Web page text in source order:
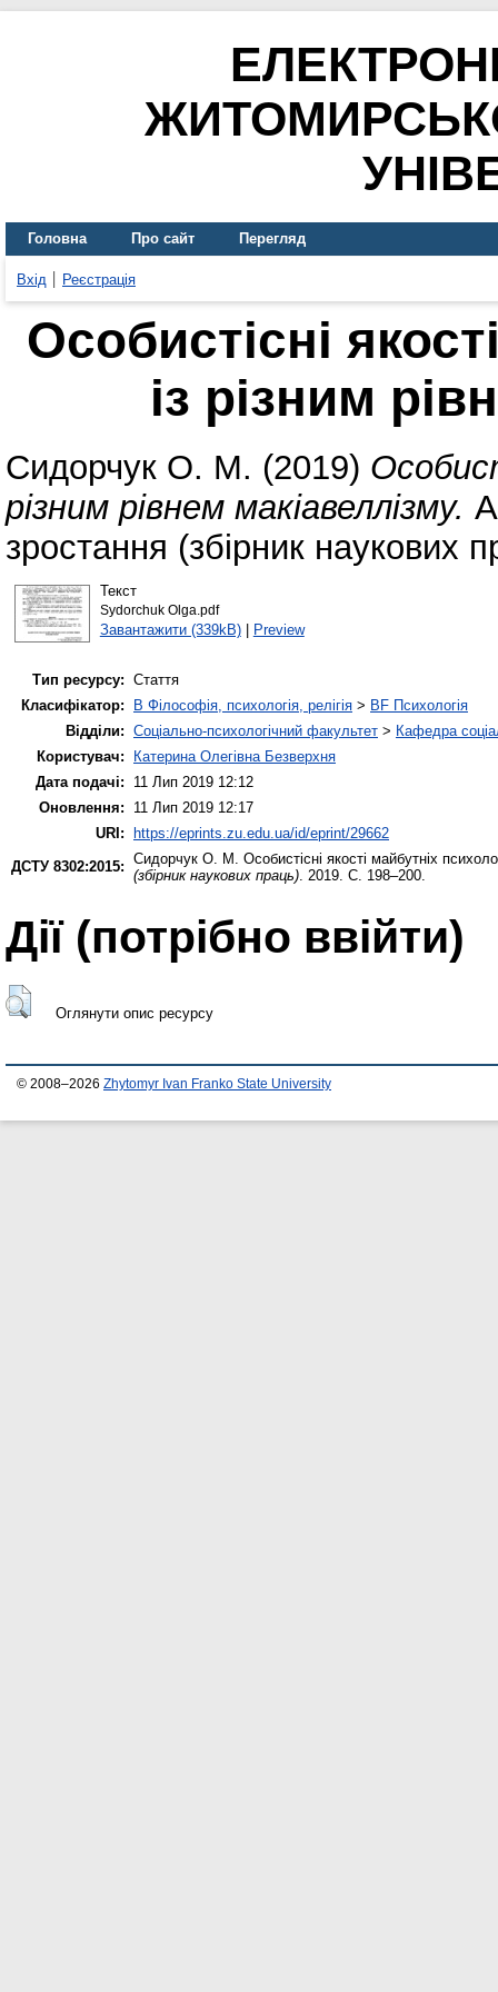
Головна Про сайт Перегляд
Вхід Реєстрація
Особистісні
із різним
Сидорчук О. М. (2019)
різним рівнем макіавеллізму.
зростання (збірник наукових
Текст
Sydorchuk Olga.pdf
Завантажити (339kB)| Preview
Тип ресурсу: Стаття
Класифікатор:
B Філософія, психологія, релігія > BF Психологія
Відділи: Соціально-психологічний факультет > Кафедра
Користувач:
Катерина Олегівна Безверхня
Дата подачі:
11 Лип 2019 12:12
Оновлення:
11 Лип 2019 12:17
URI:
https://eprints.zu.edu.ua/id/eprint/29662
ДСТУ 8302:2015: Сидорчук О. М. Особистісні якості майбутніх
(збірник наукових праць). 2019. С. 198–200.
Дії ​​(потрібно ввійти)
Оглянути опис ресурсу
© 2008–2026 Zhytomyr Ivan Franko State University